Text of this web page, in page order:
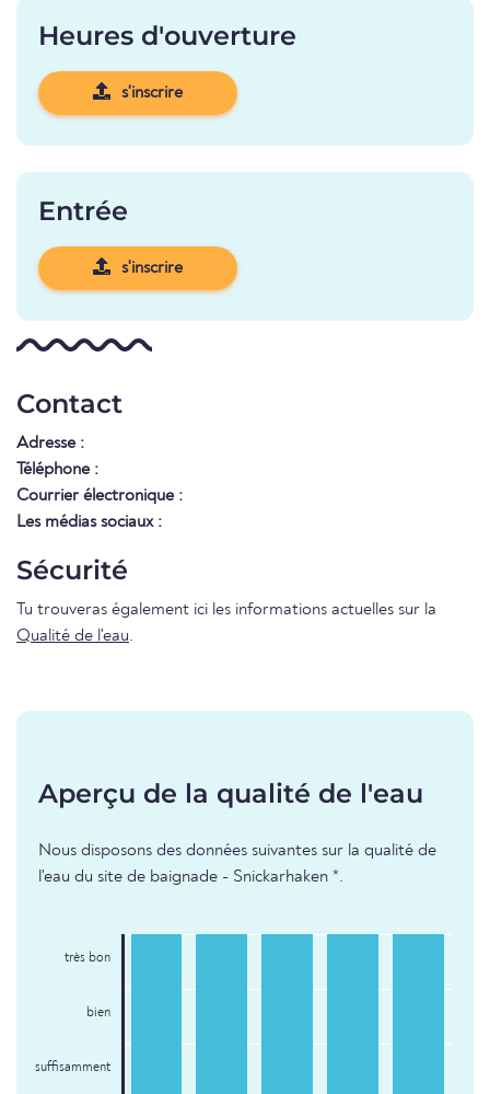
Heures d'ouverture
s'inscrire
Entrée
s'inscrire
Contact
Adresse :
Téléphone :
Courrier électronique :
Les médias sociaux :
Sécurité
Tu trouveras également ici les informations actuelles sur la
Qualité de l'eau.
Aperçu de la qualité de l'eau
Nous disposons des données suivantes sur la qualité de
l'eau du site de baignade - Snickarhaken *.
très bon
bien
suffisamment